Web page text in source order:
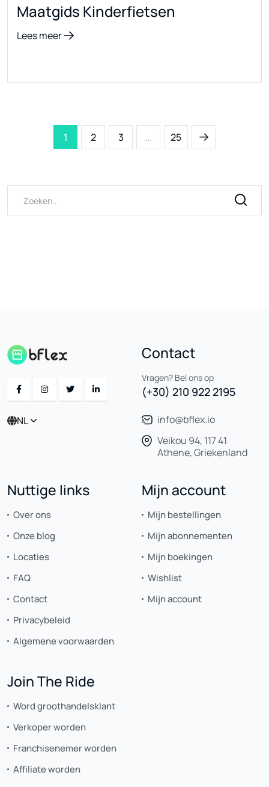
Maatgids Kinderfietsen
Lees meer
1 2 3 ... 25
NL
Contact
Vragen? Bel ons op
(+30) 210 922 2195
info@bflex.io
Veikou 94, 117 41
Athene, Griekenland
Nuttige links
Over ons
Onze blog
Locaties
FAQ
Contact
Privacybeleid
Algemene voorwaarden
Mijn account
Mijn bestellingen
Mijn abonnementen
Mijn boekingen
Wishlist
Mijn account
Join The Ride
Word groothandelsklant
Verkoper worden
Franchisenemer worden
Affiliate worden